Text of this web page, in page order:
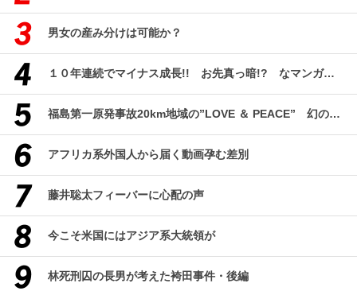
男女の産み分けは可能か？
１０年連続でマイナス成長!! お先真っ暗!? なマンガ産業研究
福島第一原発事故20km地域の”LOVE ＆ PEACE” 幻のコミューン「獏原人村」の現在
アフリカ系外国人から届く動画孕む差別
藤井聡太フィーバーに心配の声
今こそ米国にはアジア系大統領が
林死刑囚の長男が考えた袴田事件・後編